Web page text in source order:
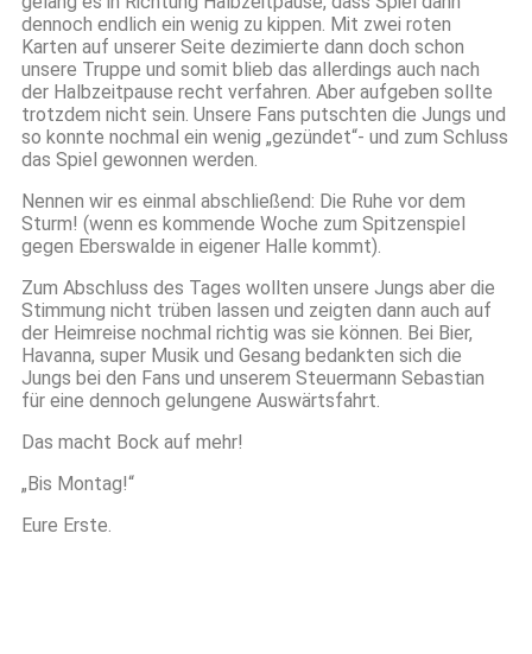
dennoch endlich ein wenig zu kippen. Mit zwei roten
Karten auf unserer Seite dezimierte dann doch schon
unsere Truppe und somit blieb das allerdings auch nach
der Halbzeitpause recht verfahren. Aber aufgeben sollte
trotzdem nicht sein. Unsere Fans putschten die Jungs und
so konnte nochmal ein wenig „gezündet“- und zum Schluss
das Spiel gewonnen werden.
Nennen wir es einmal abschließend: Die Ruhe vor dem
Sturm! (wenn es kommende Woche zum Spitzenspiel
gegen Eberswalde in eigener Halle kommt).
Zum Abschluss des Tages wollten unsere Jungs aber die
Stimmung nicht trüben lassen und zeigten dann auch auf
der Heimreise nochmal richtig was sie können. Bei Bier,
Havanna, super Musik und Gesang bedankten sich die
Jungs bei den Fans und unserem Steuermann Sebastian
für eine dennoch gelungene Auswärtsfahrt.
Das macht Bock auf mehr!
„Bis Montag!“
Eure Erste.